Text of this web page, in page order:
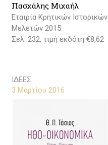
Πασχάλης Μιχαήλ
Εταιρία Κρητικών Ιστορικών
Μελετών 2015
Σελ. 232, τιμή εκδότη €8,62
ΙΔΕΕΣ
3 Μαρτίου 2016